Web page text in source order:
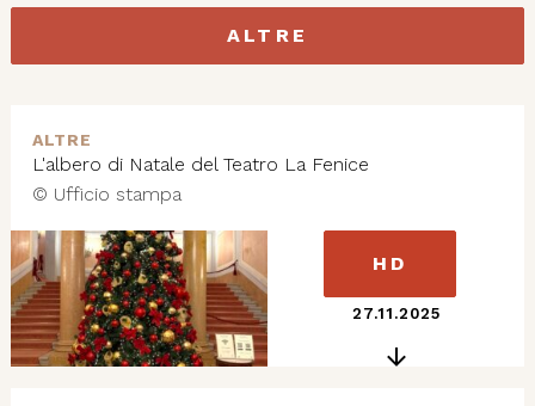
ALTRE
ALTRE
L'albero di Natale del Teatro La Fenice
© Ufficio stampa
HD
27.11.2025